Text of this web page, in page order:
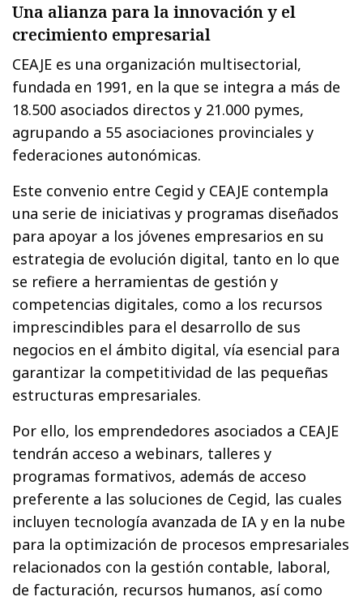
Una alianza para la innovación y el
crecimiento empresarial
CEAJE es una organización multisectorial,
fundada en 1991, en la que se integra a más de
18.500 asociados directos y 21.000 pymes,
agrupando a 55 asociaciones provinciales y
federaciones autonómicas.
Este convenio entre Cegid y CEAJE contempla
una serie de iniciativas y programas diseñados
para apoyar a los jóvenes empresarios en su
estrategia de evolución digital, tanto en lo que
se refiere a herramientas de gestión y
competencias digitales, como a los recursos
imprescindibles para el desarrollo de sus
negocios en el ámbito digital, vía esencial para
garantizar la competitividad de las pequeñas
estructuras empresariales.
Por ello, los emprendedores asociados a CEAJE
tendrán acceso a webinars, talleres y
programas formativos, además de acceso
preferente a las soluciones de Cegid, las cuales
incluyen tecnología avanzada de IA y en la nube
para la optimización de procesos empresariales
relacionados con la gestión contable, laboral,
de facturación, recursos humanos, así como